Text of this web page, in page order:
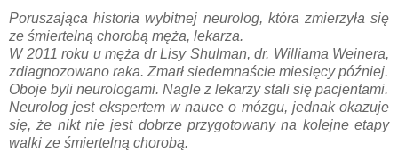
Poruszająca historia wybitnej neurolog, która zmierzyła się
ze śmiertelną chorobą męża, lekarza.
W 2011 roku u męża dr Lisy Shulman, dr. Williama Weinera,
zdiagnozowano raka. Zmarł siedemnaście miesięcy później.
Oboje byli neurologami. Nagle z lekarzy stali się pacjentami.
Neurolog jest ekspertem w nauce o mózgu, jednak okazuje
się, że nikt nie jest dobrze przygotowany na kolejne etapy
walki ze śmiertelną chorobą.